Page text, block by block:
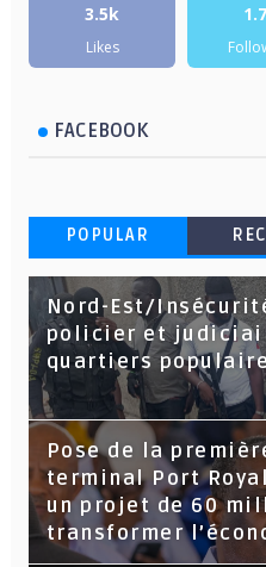
3.5k
Likes
FACEBOOK
POPULAR
Nord-Est/
policier et
quartiers
Pose de la
terminal Port
un projet de 60
transformer